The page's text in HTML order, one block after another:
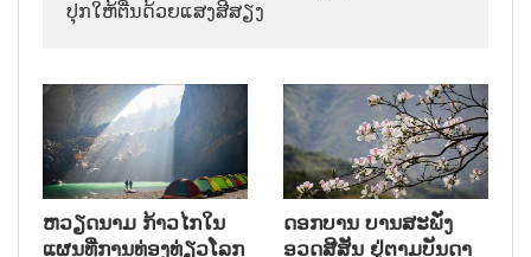
ປຸກໃຫ້ຕື່ນດ້ວຍແສງສີສຽງ
ຫວຽດນາມ ກ້າວໄກໃນ
ແຜນທີ່ການທ່ອງທ່ຽວໂລກ
ດອກບານ ບານສະພັ່ງ
ອວດສີສັນ ຢູ່ຕາມບັນດາ